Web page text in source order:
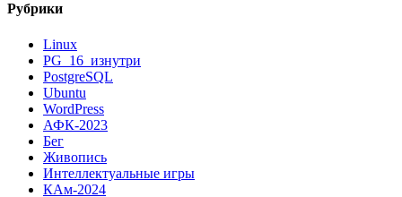
Рубрики
Linux
PG_16_изнутри
PostgreSQL
Ubuntu
WordPress
АФК-2023
Бег
Живопись
Интеллектуальные игры
КАм-2024